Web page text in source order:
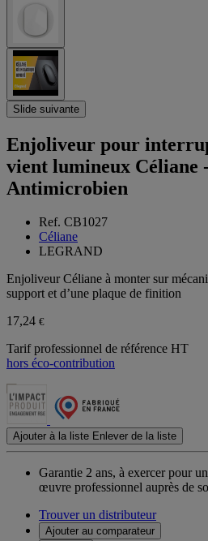
Slide suivante
Enjoliveur pour
vient lumineux Céliane
Antimicrobien
Ref. CB1027
Céliane
LEGRAND
Enjoliveur Céliane à monter sur
support et d’une plaque de finition
17,24 €
Tarif professionnel de référence HT
hors éco-contribution
Ajouter à la liste Enlever de la liste
Garantie 2 ans, à exercer pour
œuvre professionnel auprès de
Trouver un distributeur
Ajouter au comparateur